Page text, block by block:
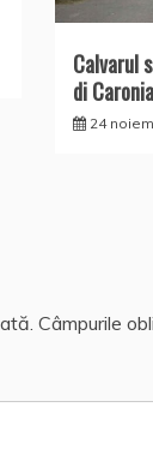
Calvarul
di Caronia
24
Câmpurile